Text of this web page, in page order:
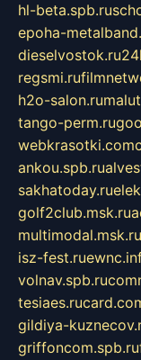
hl-beta.spb.ru
epoha-
dieselvostok.ru
regsmi.ru
h2o-salon.ru
tango-perm.ru
webkrasotki.com
ankou.spb.ru
sakhatoday.ru
golf2club.msk.ru
multimodal.msk.ru
isz-fest.ru
volnav.spb.ru
tesiaes.ru
gildiya-
griffoncom.spb.ru